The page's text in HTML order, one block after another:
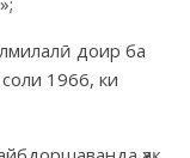
доир ба
1966, ки